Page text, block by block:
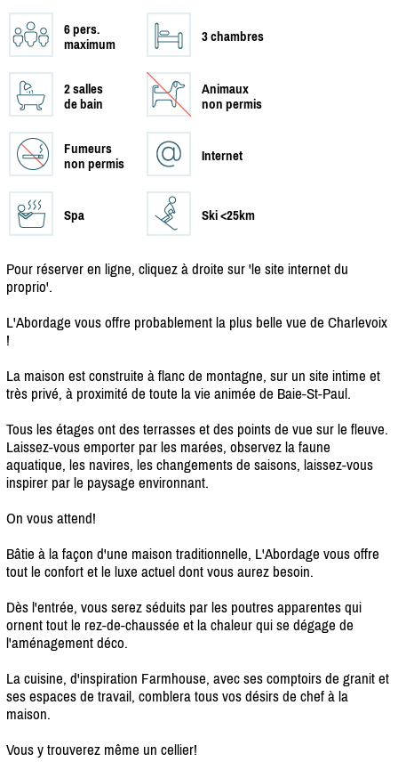
6 pers.
maximum
3 chambres
2 salles
de bain
Animaux
non permis
Fumeurs
non permis
Internet
Spa Ski <25km
Pour réserver en ligne, cliquez à droite sur 'le site internet du
proprio'.
L'Abordage vous offre probablement la plus belle vue de Charlevoix
!
La maison est construite à flanc de montagne, sur un site intime et
très privé, à proximité de toute la vie animée de Baie-St-Paul.
Tous les étages ont des terrasses et des points de vue sur le fleuve.
Laissez-vous emporter par les marées, observez la faune
aquatique, les navires, les changements de saisons, laissez-vous
inspirer par le paysage environnant.
On vous attend!
Bâtie à la façon d'une maison traditionnelle, L'Abordage vous offre
tout le confort et le luxe actuel dont vous aurez besoin.
Dès l'entrée, vous serez séduits par les poutres apparentes qui
ornent tout le rez-de-chaussée et la chaleur qui se dégage de
l'aménagement déco.
La cuisine, d'inspiration Farmhouse, avec ses comptoirs de granit et
ses espaces de travail, comblera tous vos désirs de chef à la
maison.
Vous y trouverez même un cellier!